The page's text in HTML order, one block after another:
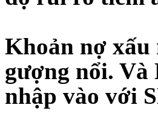
Khoản nợ xấu
gượng nổi. Và
nhập vào với